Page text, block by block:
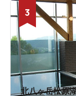
3
北八ヶ岳松原